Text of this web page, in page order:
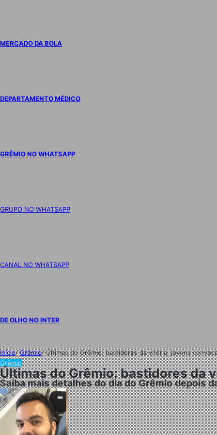
MERCADO DA BOLA
DEPARTAMENTO MÉDICO
GRÊMIO NO WHATSAPP
GRUPO NO WHATSAPP
CANAL NO WHATSAPP
DE OLHO NO INTER
Início/Grêmio/Últimas do Grêmio: bastidores da vitória, jovens
Grêmio
Últimas do Grêmio: bastidores da
Saiba mais detalhes do dia do Grêmio depois